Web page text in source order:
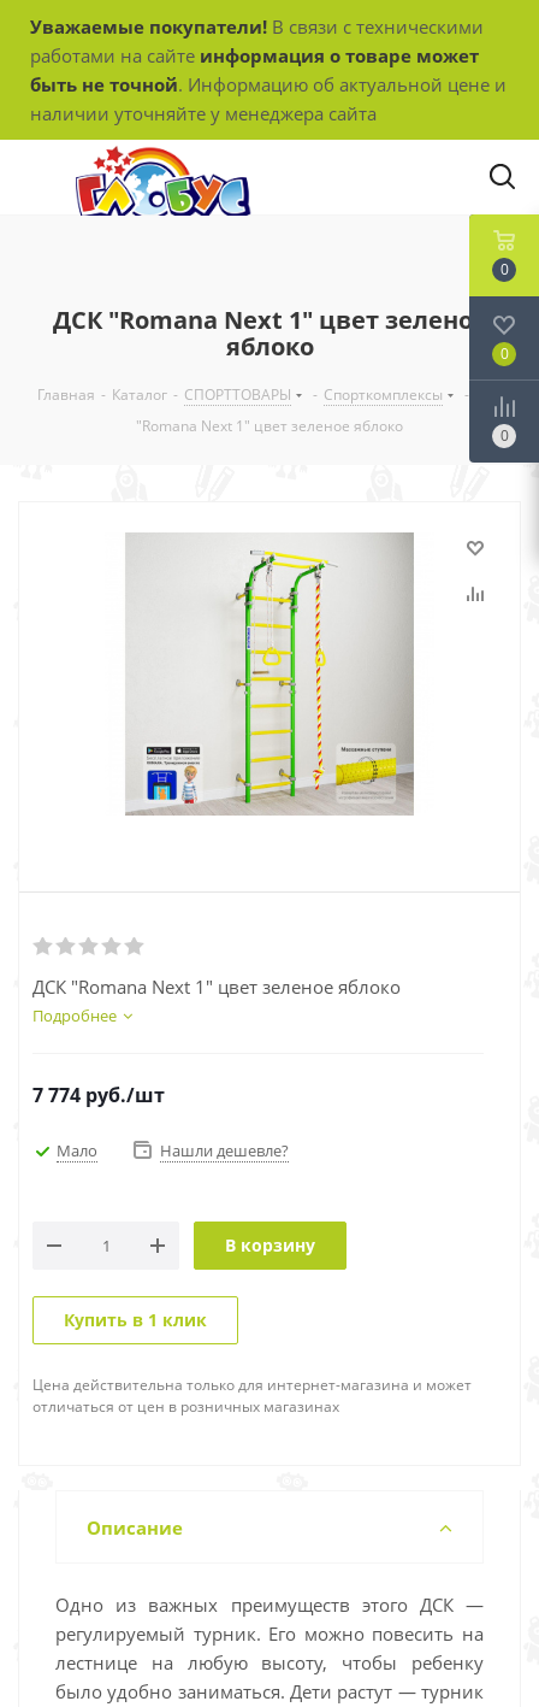
Уважаемые покупатели! В связи с техническими
работами на сайте информация о товаре может
быть не точной. Информацию об актуальной цене и
наличии уточняйте у менеджера сайта
ДСК "Romana Next 1" цвет зеленое
яблоко
Главная - Каталог - СПОРТТОВАРЫ - Спорткомплексы -
ДСК
"Romana Next 1" цвет зеленое яблоко
ДСК "Romana Next 1" цвет зеленое яблоко
Подробнее
7 774 руб./шт
Мало Нашли дешевле?
В корзину
Купить в 1 клик
Цена действительна только для интернет-магазина и может
отличаться от цен в розничных магазинах
Описание
Одно из важных преимуществ этого ДСК —
регулируемый турник. Его можно повесить на
лестнице на любую высоту, чтобы ребенку
было удобно заниматься. Дети растут — турник
0
0
0